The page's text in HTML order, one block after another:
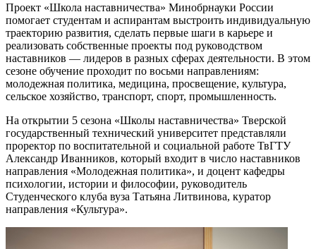
Проект «Школа наставничества» Минобрнауки России
помогает студентам и аспирантам выстроить индивидуальную
траекторию развития, сделать первые шаги в карьере и
реализовать собственные проекты под руководством
наставников — лидеров в разных сферах деятельности. В этом
сезоне обучение проходит по восьми направлениям:
молодежная политика, медицина, просвещение, культура,
сельское хозяйство, транспорт, спорт, промышленность.
На открытии 5 сезона «Школы наставничества» Тверской
государственный технический университет представляли
проректор по воспитательной и социальной работе ТвГТУ
Александр Иванников, который входит в число наставников
направления «Молодежная политика», и доцент кафедры
психологии, истории и философии, руководитель
Студенческого клуба вуза Татьяна Литвинова, куратор
направления «Культура».